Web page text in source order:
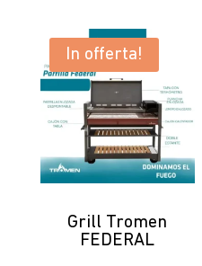
389,00 €
più
varianti.
Le
possono
scelte
In offerta!
Grill Tromen
FEDERAL